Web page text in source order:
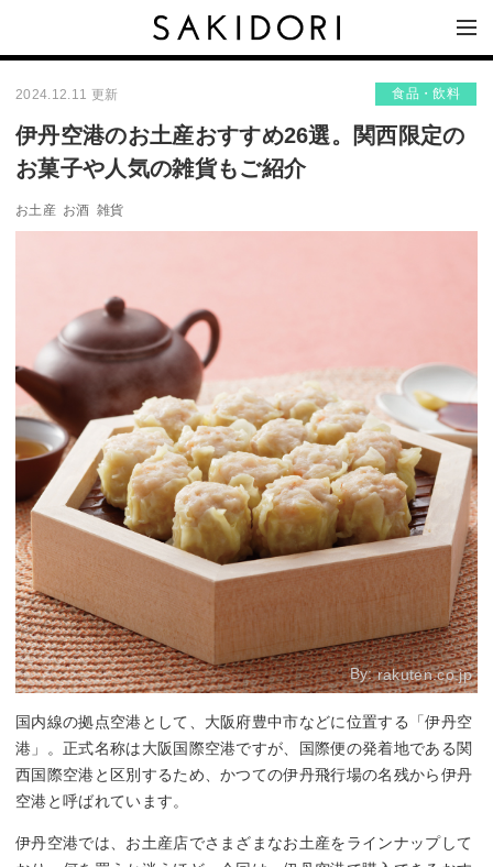
2024.12.11 更新 食品・飲料
伊丹空港のお土産おすすめ26選。関西限定の
お菓子や人気の雑貨もご紹介
お土産 お酒 雑貨
By:rakuten.co.jp
国内線の拠点空港として、大阪府豊中市などに位置する「伊丹空
港」。正式名称は大阪国際空港ですが、国際便の発着地である関
西国際空港と区別するため、かつての伊丹飛行場の名残から伊丹
空港と呼ばれています。
伊丹空港では、お土産店でさまざまなお土産をラインナップして